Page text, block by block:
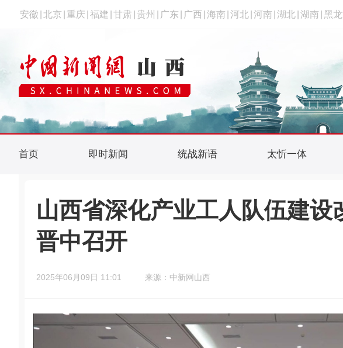
安徽 北京 重庆 福建 甘肃 贵州 广东 广西 海南 河北 河南 湖北 湖南 黑
首页 即时新闻 统战新语 太忻一体
山西省深化产业工人队伍建设
晋中召开
2025年06月09日 11:01 来源：中新网山西